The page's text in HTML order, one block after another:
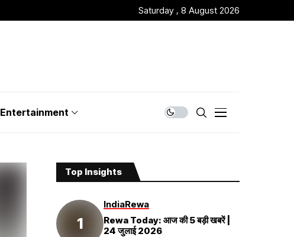
Saturday , 8 August 2026
Entertainment
Top Insights
IndiaRewa
Rewa Today: आज की 5 बड़ी खबरें |
24 जुलाई 2026